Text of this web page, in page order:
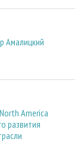
Амалицкий
America
развития